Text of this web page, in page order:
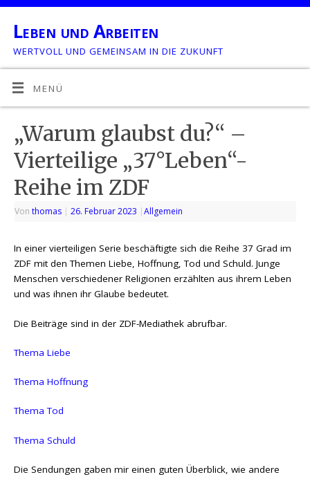
Leben und Arbeiten
WERTVOLL UND GEMEINSAM IN DIE ZUKUNFT
MENÜ
„Warum glaubst du?“ –
Vierteilige „37°Leben“-
Reihe im ZDF
Vonthomas | 26. Februar 2023 |Allgemein
In einer vierteiligen Serie beschäftigte sich die Reihe 37 Grad im
ZDF mit den Themen Liebe, Hoffnung, Tod und Schuld. Junge
Menschen verschiedener Religionen erzählten aus ihrem Leben
und was ihnen ihr Glaube bedeutet.
Die Beiträge sind in der ZDF-Mediathek abrufbar.
Thema Liebe
Thema Hoffnung
Thema Tod
Thema Schuld
Die Sendungen gaben mir einen guten Überblick, wie andere